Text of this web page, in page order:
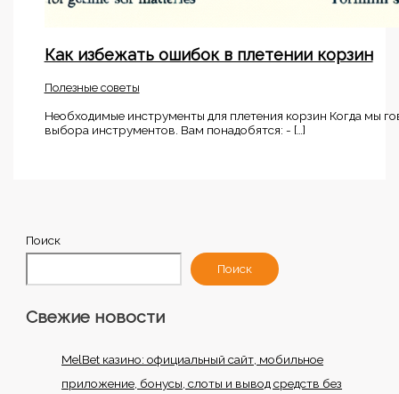
Как избежать ошибок в плетении корзин
Полезные советы
Необходимые инструменты для плетения корзин Когда мы
выбора инструментов. Вам понадобятся: - […]
Поиск
Поиск
Свежие новости
MelBet казино: официальный сайт, мобильное
приложение, бонусы, слоты и вывод средств без